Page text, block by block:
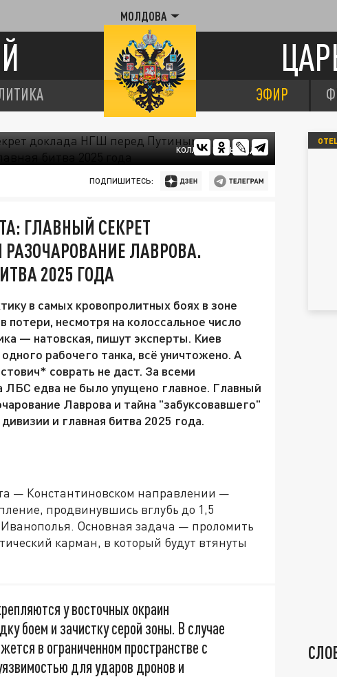
МОЛДОВА
ЭФИР
КОЛЛАЖ ЦАРЬГРАДА
ПОДПИШИТЕСЬ:
ГЛАВНЫЙ СЕКРЕТ
ЛАВРОВА.
2025 ГОДА
в самых кровопролитных боях в зоне
несмотря на колоссальное число
— натовская, пишут эксперты. Киев
рабочего танка, всё уничтожено. А
соврать не даст. За всеми
едва не было упущено главное. Главный
Лаврова и тайна "забуксовавшего"
и главная битва 2025 года.
— Константиновском направлении —
продвинувшись вглубь до 1,5
Основная задача — проломить
карман, в который будут втянуты
у восточных окраин
боем и зачистку серой зоны. В случае
в ограниченном пространстве с
для ударов дронов и